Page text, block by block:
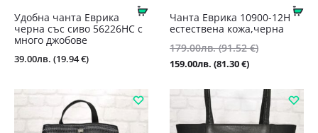
Купи
Удобна чанта Еврика
черна със сиво 56226НС с
много джобове
39.00лв. (19.94 €)
Чанта Еврика 10900-12Н
естествена кожа,черна
179.00лв. (91.52 €)Original
179.00лв.
(91.52
€).
159.00лв. (81.30 €)Текущата
159.00лв.
(81.30